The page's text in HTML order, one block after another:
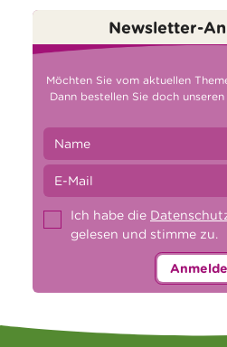
Newsletter-
Möchten Sie vom aktuellen
Dann bestellen Sie doch
Ich habe die
gelesen und stimme zu.